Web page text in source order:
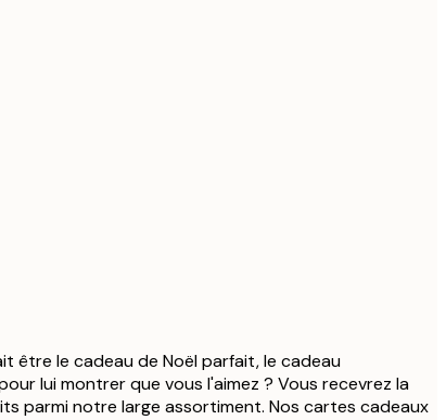
être le cadeau de Noël parfait, le cadeau
lui montrer que vous l'aimez ? Vous recevrez la
parmi notre large assortiment. Nos cartes cadeaux